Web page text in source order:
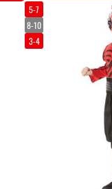
5-7
8-10
3-4